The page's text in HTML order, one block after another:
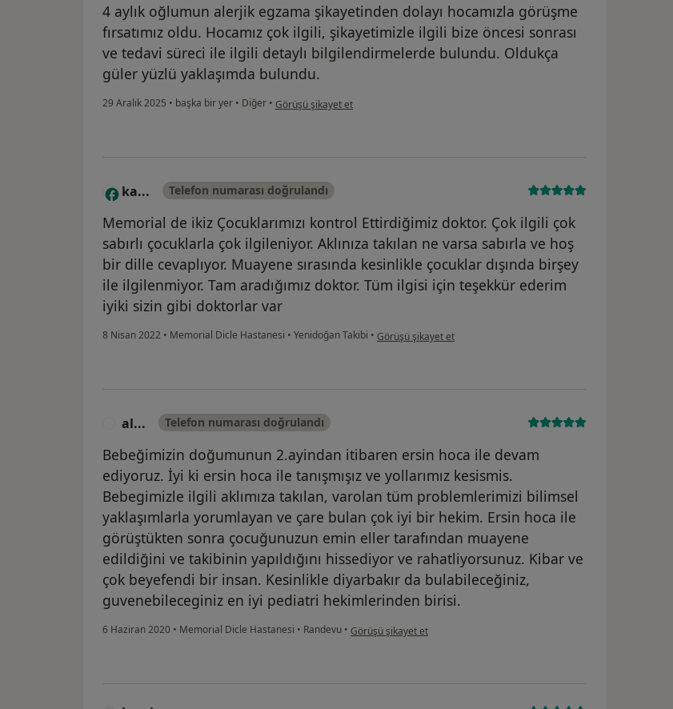
4 aylık oğlumun alerjik egzama şikayetinden dolayı hocamızla görüşme
fırsatımız oldu. Hocamız çok ilgili, şikayetimizle ilgili bize öncesi sonrası
ve tedavi süreci ile ilgili detaylı bilgilendirmelerde bulundu. Oldukça
güler yüzlü yaklaşımda bulundu.
29 Aralık 2025 • başka bir yer • Diğer • kullanıcının görüşüne göre es...n
Görüşü şikayet et
K ka... Telefon numarası doğrulandı
Memorial de ikiz Çocuklarımızı kontrol Ettirdiğimiz doktor. Çok ilgili çok
sabırlı çocuklarla çok ilgileniyor. Aklınıza takılan ne varsa sabırla ve hoş
bir dille cevaplıyor. Muayene sırasında kesinlikle çocuklar dışında birşey
ile ilgilenmiyor. Tam aradığımız doktor. Tüm ilgisi için teşekkür ederim
iyiki sizin gibi doktorlar var
8 Nisan 2022 • Memorial Dicle Hastanesi • Yenidoğan Takibi • kullanıcının görüşüne göre ka...
Görüşü şikayet et
al... Telefon numarası doğrulandı
Bebeğimizin doğumunun 2.ayindan itibaren ersin hoca ile devam
ediyoruz. İyi ki ersin hoca ile tanışmışız ve yollarımız kesismis.
Bebegimizle ilgili aklımıza takılan, varolan tüm problemlerimizi bilimsel
yaklaşımlarla yorumlayan ve çare bulan çok iyi bir hekim. Ersin hoca ile
görüştükten sonra çocuğunuzun emin eller tarafından muayene
edildiğini ve takibinin yapıldığını hissediyor ve rahatliyorsunuz. Kibar ve
çok beyefendi bir insan. Kesinlikle diyarbakır da bulabileceğiniz,
guvenebileceginiz en iyi pediatri hekimlerinden birisi.
6 Haziran 2020 • Memorial Dicle Hastanesi • Randevu • kullanıcının görüşüne göre al...
Görüşü şikayet et